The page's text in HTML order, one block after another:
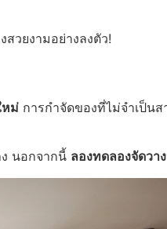
วยงามอย่างลงตัว!
หม่ การกำจัดของที่ไม่จำเป็น
นอกจากนี้ ลองทดลองจัดวา